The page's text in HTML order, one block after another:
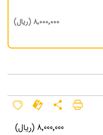
8٬000٬000 (ریال)
8٬000٬000 (ریال)